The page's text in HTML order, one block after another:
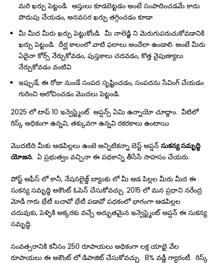
మరి ఖర్చు పెట్టండి. ఆస్తులు కూడబెట్టడం అంటే సంపాదించడమే కాదు
పొదుపు చేయడం, అనవసర ఖర్చు తగ్గించడం కూడా
మీ మీద మీరు ఖర్చు పెట్టుకోండి. మీ నాలెడ్జి ని మెరుగుపరుచుకోవడానికి
ఖర్చు పెట్టండి. దీర్ఘ కాలంలో వాటి ఫలాలు అందేలా ఉండాలి. అంటే మీరు
ఏదైనా కోర్స్ నేర్చుకోవడం, పుస్తకాలు చదవడం, కొత్త నైపుణ్యాలు
నేర్చుకోవడం వంటివి
ఇప్పుడే, ఈ రోజు నుండే సంపద సృష్టించడం, సంపదను సేవింగ్ చేయడం
గురించి ఆలోచించడం మొదలు పెట్టండి.
2025 లో టాప్ 10 ఇన్వెస్ట్మెంట్ ఆప్షన్స్ ఏమి ఉన్నాయో చూద్దాం. వీటిలో
రిస్క్ అధికంగా ఉన్నవి, తక్కువగా ఉన్నవి రకరకాలు ఉంటాయి
మొదటిది మీకు ఆడపిల్లలు ఉంటె అన్నిటికన్నా బెస్ట్ ఆప్షన్సుకన్య సమృద్ధి
యోజన. ఏ ప్రభుత్వం వచ్చినా ఈ పధకాన్ని తీసేసే సాహసం చేయరు.
పోస్ట్ ఆఫీస్ లో కానీ, నేషనలైజ్డ్ బ్యాంకు లో మీ ఆడ పిల్లల మీరు మీద ఈ
సుకన్య సమృద్ధి అకౌంట్ ఓపెన్ చేసుకోవచ్చు. 2015 లో మన ప్రధాని నరేంద్ర
మోడీ గారు భేటీ బచావో భేటీ పడావో పధకంలో భాగంగా ఆడపిల్లల
చదువుకు, పెళ్ళికి అక్కరకు వచ్చే అద్భుతమైన ఇన్వెస్ట్మెంట్ ఆప్షన్ ఈ సుకన్య
సమృద్ధి.
సంవత్సరానికి కనీసం 250 రూపాయలు అధికంగా లక్ష యాభై వేల
రూపాయలు ఈ అకౌంట్ లో డిపాజిట్ చేసుకోవచ్చు. 8% వడ్డీ గ్యారంటీ. రిస్క్